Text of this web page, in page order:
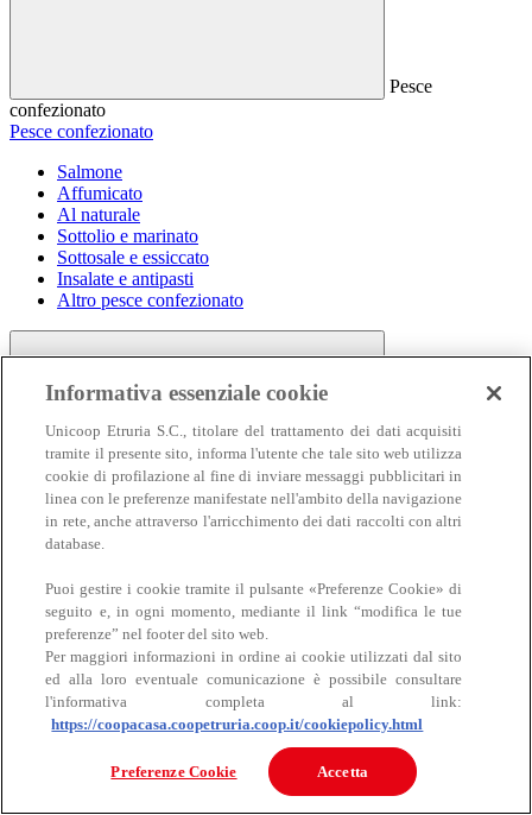
Pesce
confezionato
Pesce confezionato
Salmone
Affumicato
Al naturale
Sottolio e marinato
Sottosale e essiccato
Insalate e antipasti
Altro pesce confezionato
Carne
Carne
Bovino
Informativa essenziale cookie
Unicoop Etruria S.C., titolare del trattamento dei dati acquisiti
tramite il presente sito, informa l'utente che tale sito web utilizza
cookie di profilazione al fine di inviare messaggi pubblicitari in
linea con le preferenze manifestate nell'ambito della navigazione
in rete, anche attraverso l'arricchimento dei dati raccolti con altri
database.
Puoi gestire i cookie tramite il pulsante «Preferenze Cookie» di
seguito e, in ogni momento, mediante il link “modifica le tue
preferenze” nel footer del sito web.
Per maggiori informazioni in ordine ai cookie utilizzati dal sito
ed alla loro eventuale comunicazione è possibile consultare
l'informativa completa al link:
https://coopacasa.coopetruria.coop.it/cookiepolicy.html
Preferenze Cookie Accetta